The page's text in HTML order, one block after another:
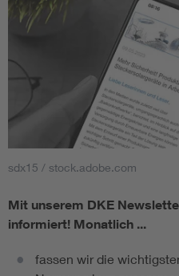
sdx15 / stock.adobe.com
Mit unserem DKE
informiert! Monatlich ...
fassen wir die